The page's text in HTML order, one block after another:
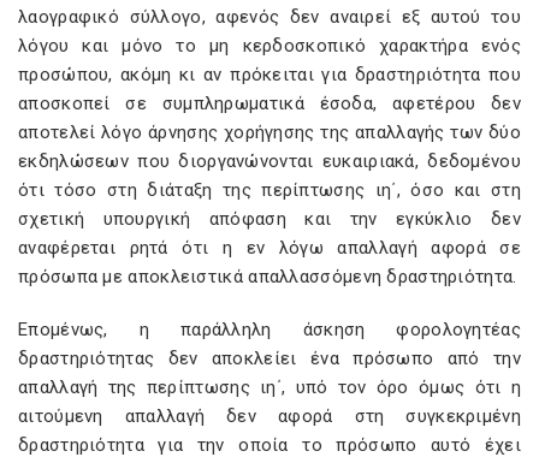
λαογραφικό σύλλογο, αφενός δεν αναιρεί εξ αυτού του
λόγου και μόνο το μη κερδοσκοπικό χαρακτήρα ενός
προσώπου, ακόμη κι αν πρόκειται για δραστηριότητα που
αποσκοπεί σε συμπληρωματικά έσοδα, αφετέρου δεν
αποτελεί λόγο άρνησης χορήγησης της απαλλαγής των δύο
εκδηλώσεων που διοργανώνονται ευκαιριακά, δεδομένου
ότι τόσο στη διάταξη της περίπτωσης ιη΄, όσο και στη
σχετική υπουργική απόφαση και την εγκύκλιο δεν
αναφέρεται ρητά ότι η εν λόγω απαλλαγή αφορά σε
πρόσωπα με αποκλειστικά απαλλασσόμενη δραστηριότητα.
Επομένως, η παράλληλη άσκηση φορολογητέας
δραστηριότητας δεν αποκλείει ένα πρόσωπο από την
απαλλαγή της περίπτωσης ιη΄, υπό τον όρο όμως ότι η
αιτούμενη απαλλαγή δεν αφορά στη συγκεκριμένη
δραστηριότητα για την οποία το πρόσωπο αυτό έχει